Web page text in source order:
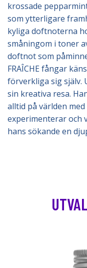
krossade
som ytterligare
kyliga doftnoterna
småningom i toner
doftnot som
FRAÎCHE fångar
förverkliga sig själv.
sin kreativa resa.
alltid på världen
experimenterar och
hans sökande en